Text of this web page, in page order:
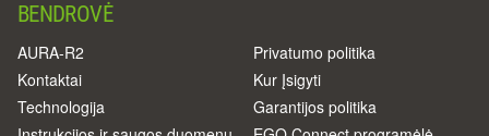
BENDROVĖ
AURA-R2
Kontaktai
Technologija
Privatumo politika
Kur Įsigyti
Garantijos politika